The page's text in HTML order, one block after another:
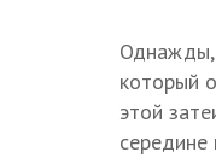
Однажды,
который
этой
середине